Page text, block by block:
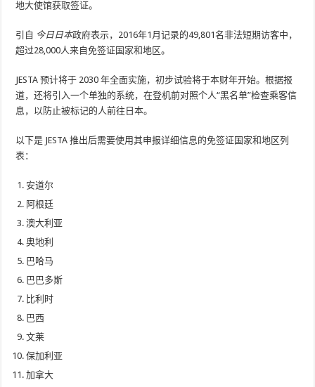
地大使馆获取签证。
引自 今日日本政府表示，2016年1月记录的49,801名非法短期访客中，
超过28,000人来自免签证国家和地区。
JESTA 预计将于 2030 年全面实施，初步试验将于本财年开始。根据报
道，还将引入一个单独的系统，在登机前对照个人“黑名单”检查乘客信
息，以防止被标记的人前往日本。
以下是 JESTA 推出后需要使用其申报详细信息的免签证国家和地区列
表：
安道尔
阿根廷
澳大利亚
奥地利
巴哈马
巴巴多斯
比利时
巴西
文莱
保加利亚
加拿大